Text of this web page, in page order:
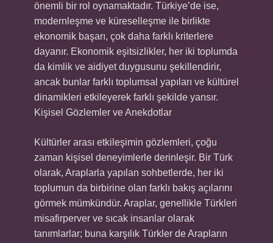
önemli bir rol oynamaktadır. Türkiye’de ise,
modernleşme ve küreselleşme ile birlikte
ekonomik başarı, çok daha farklı kriterlere
dayanır. Ekonomik eşitsizlikler, her iki toplumda
da kimlik ve aidiyet duygusunu şekillendirir,
ancak bunlar farklı toplumsal yapıları ve kültürel
dinamikleri etkileyerek farklı şekilde yansır.
Kişisel Gözlemler ve Anekdotlar
Kültürler arası etkileşimin gözlemleri, çoğu
zaman kişisel deneyimlerle derinleşir. Bir Türk
olarak, Araplarla yapılan sohbetlerde, her iki
toplumun da birbirine olan farklı bakış açılarını
görmek mümkündür. Araplar, genellikle Türkleri
misafirperver ve sıcak insanlar olarak
tanımlarlar; buna karşılık Türkler de Arapların